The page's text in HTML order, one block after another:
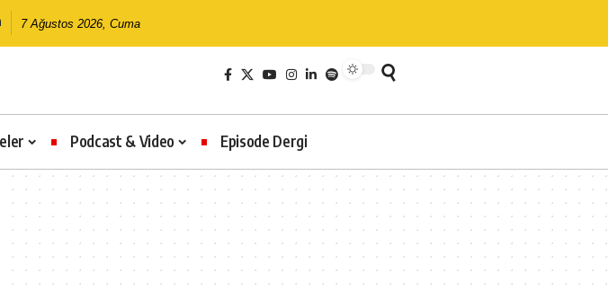
7 Ağustos 2026, Cuma
Podcast & Video Episode Dergi